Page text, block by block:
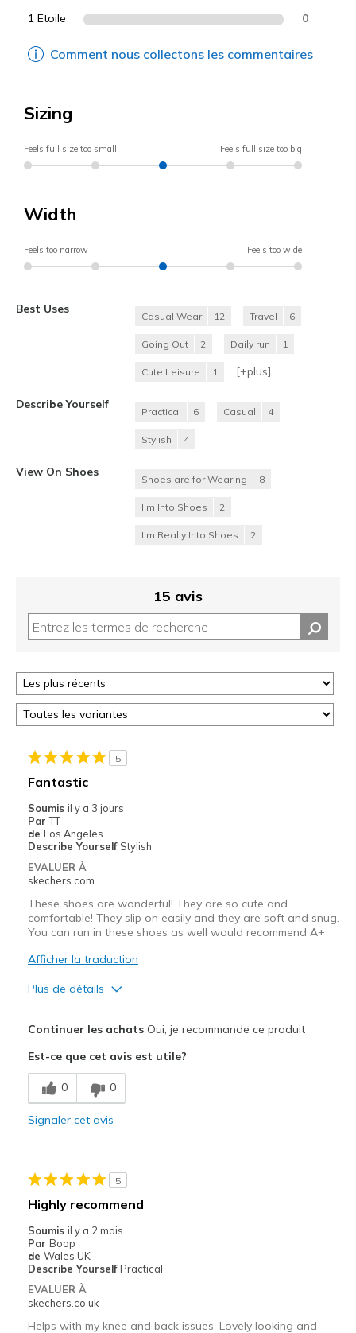
1 Etoile 0
Comment nous collectons les commentaires
Sizing
Feels full size too small Feels full size too big
Width
Feels too narrow Feels too wide
Best Uses
Casual Wear 12 Travel 6
Going Out 2 Daily run 1
Cute Leisure 1 [+plus]
Describe Yourself
Practical 6 Casual 4
Stylish 4
View On Shoes
Shoes are for Wearing 8
I'm Into Shoes 2
I'm Really Into Shoes 2
15 avis
5
Fantastic
Soumis il y a 3 jours
Par TT
de Los Angeles
Describe Yourself Stylish
EVALUER À
skechers.com
These shoes are wonderful! They are so cute and
comfortable! They slip on easily and they are soft and snug.
You can run in these shoes as well would recommend A+
Afficher la traduction
Plus de détails
Comfortable
Stylish
Travel
Width
Sizing
View On Shoes
I'm Into Shoes
Continuer les achatsOui, je recommande ce produit
Est-ce que cet avis est utile?
0 0
Signaler cet avis
5
Highly recommend
Soumis il y a 2 mois
Par Boop
de Wales UK
Describe Yourself Practical
EVALUER À
skechers.co.uk
Helps with my knee and back issues. Lovely looking and